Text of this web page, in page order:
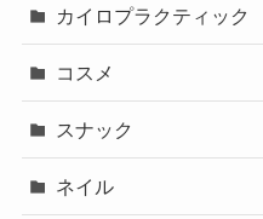
カイロプラクティック
コスメ
スナック
ネイル